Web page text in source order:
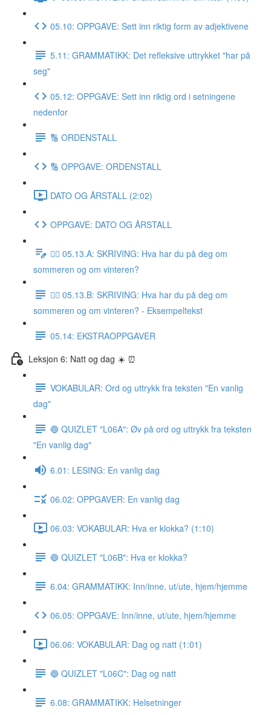
05.10: OPPGAVE: Sett inn riktig form av adjektivene
5.11: GRAMMATIKK: Det refleksive uttrykket "har på
seg"
05.12: OPPGAVE: Sett inn riktig ord i setningene
nedenfor
🔢 ORDENSTALL
🔢 OPPGAVE: ORDENSTALL
DATO OG ÅRSTALL (2:02)
OPPGAVE: DATO OG ÅRSTALL
✍🏼 05.13.A: SKRIVING: Hva har du på deg om
sommeren og om vinteren?
✍🏼 05.13.B: SKRIVING: Hva har du på deg om
sommeren og om vinteren? - Eksempeltekst
05.14: EKSTRAOPPGAVER
Leksjon 6: Natt og dag ☀️ ⏰
VOKABULAR: Ord og uttrykk fra teksten "En vanlig
dag"
🔵 QUIZLET "L06A": Øv på ord og uttrykk fra teksten
"En vanlig dag"
6.01: LESING: En vanlig dag
06.02: OPPGAVER: En vanlig dag
06.03: VOKABULAR: Hva er klokka? (1:10)
🔵 QUIZLET "L06B": Hva er klokka?
6.04: GRAMMATIKK: Inn/inne, ut/ute, hjem/hjemme
06.05: OPPGAVE: Inn/inne, ut/ute, hjem/hjemme
06.06: VOKABULAR: Dag og natt (1:01)
🔵 QUIZLET "L06C": Dag og natt
6.08: GRAMMATIKK: Helsetninger